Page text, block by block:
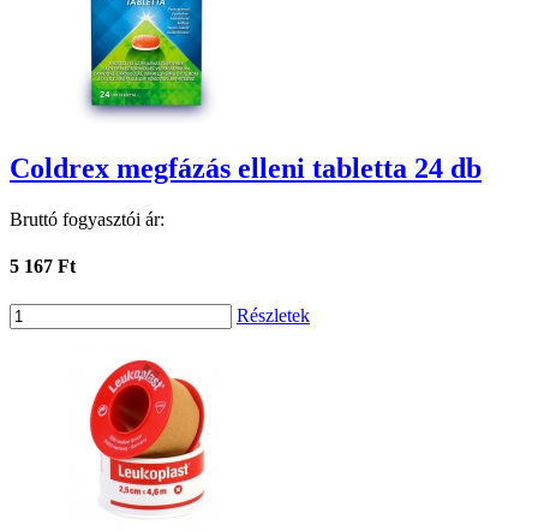
Coldrex megfázás elleni tabletta 24 db
Bruttó fogyasztói ár:
5 167 Ft
Részletek